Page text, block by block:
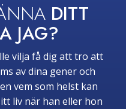
DITT
JAG?
vilja få dig att tro att
av dina gener och
vem som helst kan
liv när han eller hon